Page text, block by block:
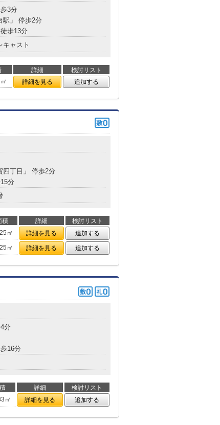
3分
駅」 停歩2分
徒歩13分
キャスト
詳細
検討リスト
詳細を見る 追加する
四丁目」 停歩2分
分
積 詳細
検討リスト
㎡ 詳細を見る
追加する
㎡ 詳細を見る 追加する
分
16分
詳細
検討リスト
㎡ 詳細を見る 追加する